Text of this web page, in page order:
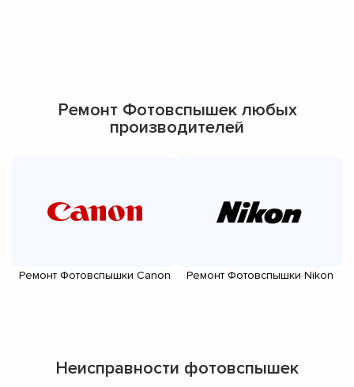
Ремонт Фотовспышек любых
производителей
Ремонт Фотовспышки Canon Ремонт Фотовспышки Nikon
Неисправности фотовспышек